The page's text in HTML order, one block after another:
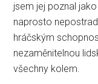
jsem jej poznal
naprosto
hráčským
nezaměnitelnou
všechny kolem.